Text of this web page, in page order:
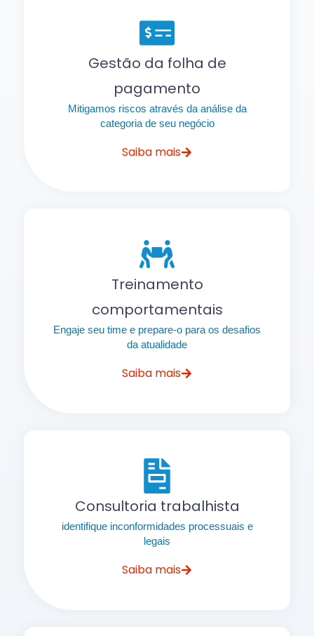
Gestão da folha de
pagamento
Mitigamos riscos através da análise da
categoria de seu negócio
Saiba mais
Treinamento
comportamentais
Engaje seu time e prepare-o para os desafios
da atualidade
Saiba mais
Consultoria trabalhista
identifique inconformidades processuais e
legais
Saiba mais